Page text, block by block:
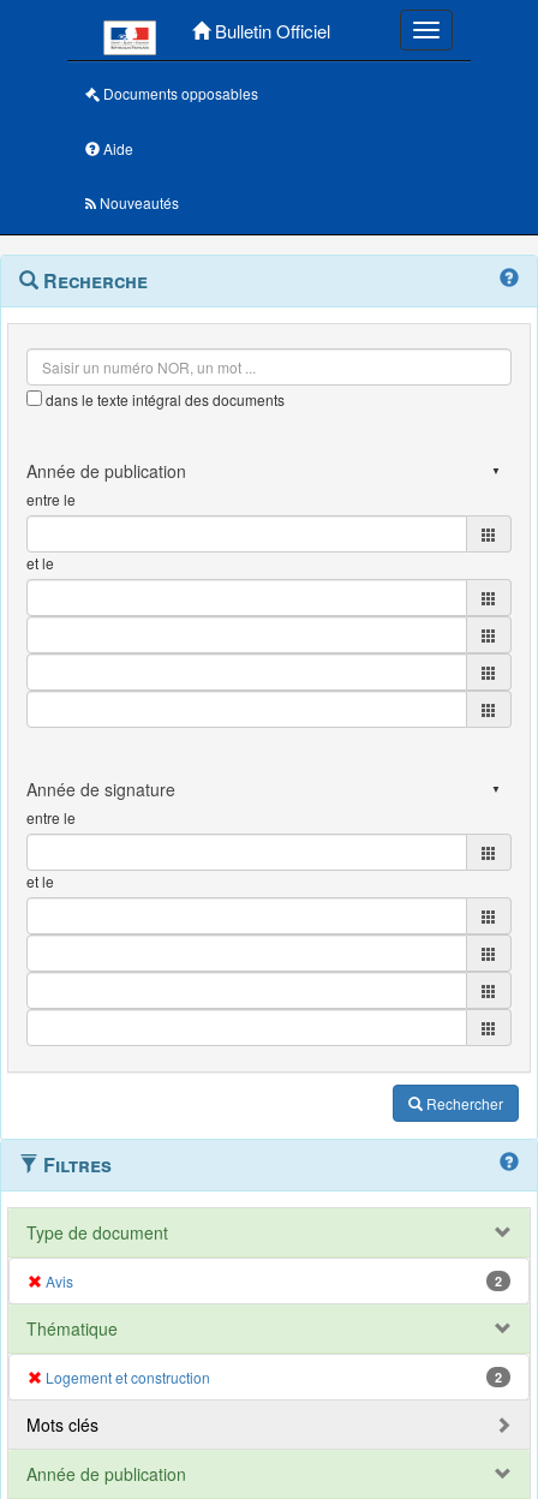
Bulletin Officiel Toggle
Documents opposables
Aide
Nouveautés
Navigation
outils
Menu
contextuel
Recherche
dans le texte intégral des documents
entre le
et le
entre le
et le
Rechercher
Filtres
Type de document
Avis 2
Thématique
Logement et construction 2
Mots clés
Année de publication